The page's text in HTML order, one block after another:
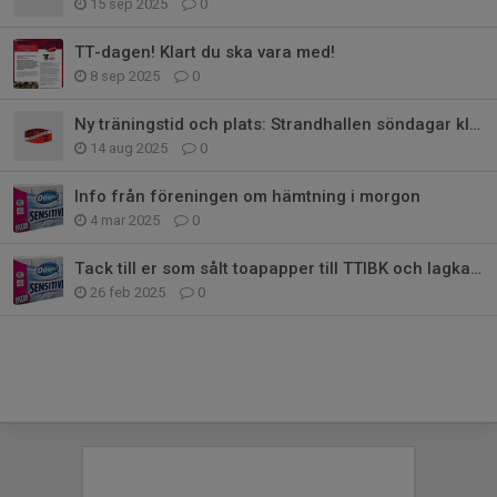
15 sep 2025 0
TT-dagen! Klart du ska vara med!
8 sep 2025 0
Ny träningstid och plats: Strandhallen söndagar kl 10-11:00
14 aug 2025 0
Info från föreningen om hämtning i morgon
4 mar 2025 0
Tack till er som sålt toapapper till TTIBK och lagkassan - info om hämtning
26 feb 2025 0